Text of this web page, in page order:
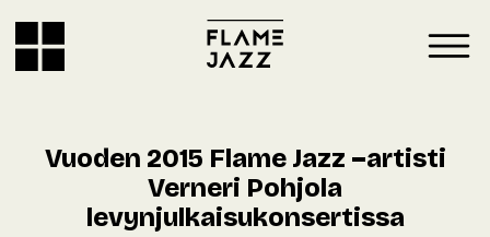
Vuoden 2015 Flame Jazz –artisti
Verneri Pohjola
levynjulkaisukonsertissa